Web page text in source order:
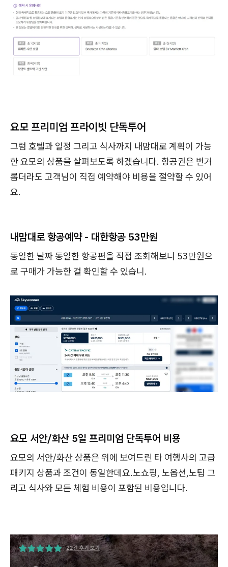
요모 프리미엄 프라이빗 단독투어
그럼 호텔과 일정 그리고 식사까지 내맘대로 계획이 가능
한 요모의 상품을 살펴보도록 하겠습니다. 항공권은 번거
롭더라도 고객님이 직접 예약해야 비용을 절약할 수 있어
요.
내맘대로 항공예약 - 대한항공 53만원
동일한 날짜 동일한 항공편을 직접 조회해보니 53만원으
로 구매가 가능한 걸 확인할 수 있습니.
요모 서안/화산 5일 프리미엄 단독투어 비용
요모의 서안/화산 상품은 위에 보여드린 타 여행사의 고급
패키지 상품과 조건이 동일한데요.노쇼핑, 노옵션,노팁 그
리고 식사와 모든 체험 비용이 포함된 비용입니다.